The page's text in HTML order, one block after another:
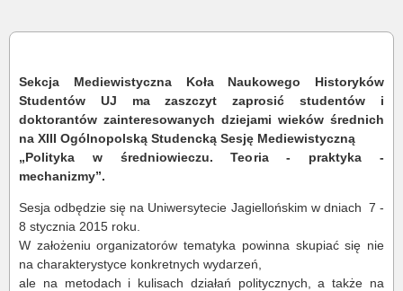
Sekcja Mediewistyczna Koła Naukowego Historyków
Studentów UJ ma zaszczyt zaprosić studentów i
doktorantów zainteresowanych dziejami wieków średnich
na XIII Ogólnopolską Studencką Sesję Mediewistyczną
„Polityka w średniowieczu. Teoria - praktyka -
mechanizmy”.
Sesja odbędzie się na Uniwersytecie Jagiellońskim w dniach 7 -
8 stycznia 2015 roku.
W założeniu organizatorów tematyka powinna skupiać się nie
na charakterystyce konkretnych wydarzeń,
ale na metodach i kulisach działań politycznych, a także na